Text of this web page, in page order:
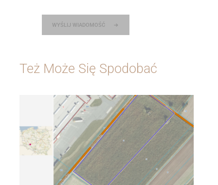
WYŚLIJ WIADOMOŚĆ
Też Może Się Spodobać